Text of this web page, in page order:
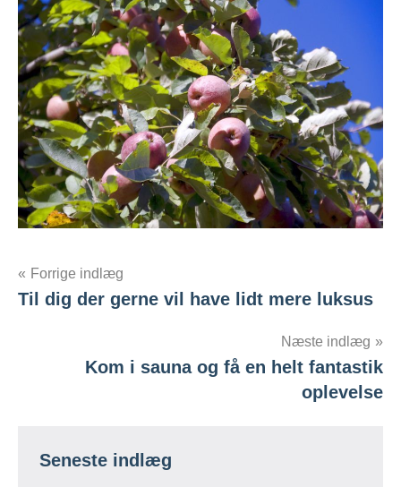
Indlægsnavigation
Forrige indlæg
Til dig der gerne vil have lidt mere luksus
Næste indlæg
Kom i sauna og få en helt fantastik
oplevelse
Seneste indlæg